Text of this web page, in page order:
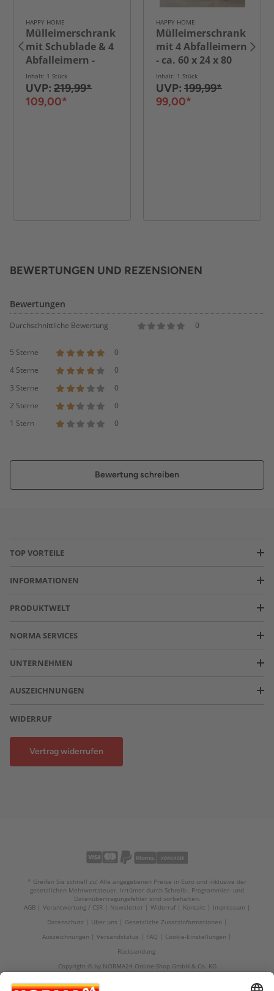
HAPPY HOME
Mülleimerschrank
mit Schublade & 4
Abfalleimern -
ca. 62 x 25 x 90 cm
- Weiß
Inhalt: 1 Stück
UVP: 219,99*
109,00*
HAPPY HOME
Mülleimerschrank
mit 4 Abfalleimern
- ca. 60 x 24 x 80
cm - Weiß
Inhalt: 1 Stück
UVP: 199,99*
99,00*
BEWERTUNGEN UND REZENSIONEN
Bewertungen
Durchschnittliche Bewertung 0
5 Sterne
0
4 Sterne
0
3 Sterne
0
2 Sterne
0
1 Stern
0
Bewertung schreiben
TOP VORTEILE
INFORMATIONEN
PRODUKTWELT
NORMA SERVICES
UNTERNEHMEN
AUSZEICHNUNGEN
WIDERRUF
Vertrag widerrufen
* Greifen Sie schnell zu! Alle angegebenen Preise in Euro und inklusive der
gesetzlichen Mehrwertsteuer. Irrtümer durch Schreib-, Programmier- und
Datenübertragungsfehler sind vorbehalten.
AGB
Verantwortung / CSR Newsletter Widerruf Kontakt
Impressum
Datenschutz
Über uns
Gesetzliche Zusatzinformationen
Auszeichnungen
Versandstatus FAQ
Cookie-Einstellungen
Rücksendung
Copyright © by NORMA24 Online-Shop GmbH & Co. KG